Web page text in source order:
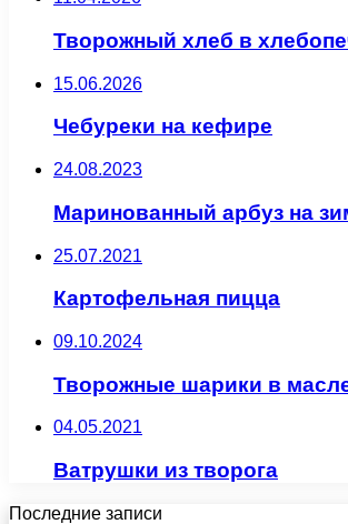
Творожный хлеб в
15.06.2026
Чебуреки на кефире
24.08.2023
Маринованный арбуз на
25.07.2021
Картофельная пицца
09.10.2024
Творожные шарики в
04.05.2021
Ватрушки из творога
Последние записи